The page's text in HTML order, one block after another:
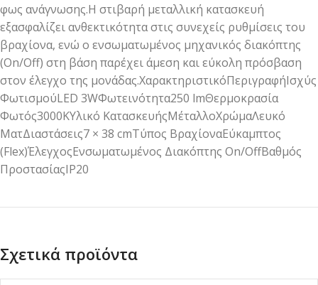
φως ανάγνωσης.Η στιβαρή μεταλλική κατασκευή
εξασφαλίζει ανθεκτικότητα στις συνεχείς ρυθμίσεις του
βραχίονα, ενώ ο ενσωματωμένος μηχανικός διακόπτης
(On/Off) στη βάση παρέχει άμεση και εύκολη πρόσβαση
στον έλεγχο της μονάδας.ΧαρακτηριστικόΠεριγραφήΙσχύς
ΦωτισμούLED 3WΦωτεινότητα250 lmΘερμοκρασία
Φωτός3000ΚΥλικό ΚατασκευήςΜέταλλοΧρώμαΛευκό
ΜατΔιαστάσεις7 × 38 cmΤύπος ΒραχίοναΕύκαμπτος
(Flex)ΈλεγχοςΕνσωματωμένος Διακόπτης On/OffΒαθμός
ΠροστασίαςIP20
Σχετικά προϊόντα